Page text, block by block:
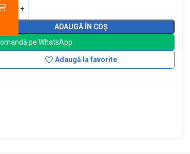
ADAUGĂ ÎN COȘ
pe WhatsApp
Adaugă la favorite